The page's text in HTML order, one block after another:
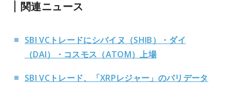
関連ニュース
SBI VCトレードにシバイヌ（SHIB）・ダイ
（DAI）・コスモス（ATOM）上場
SBI VCトレード、「XRPレジャー」のバリデータ